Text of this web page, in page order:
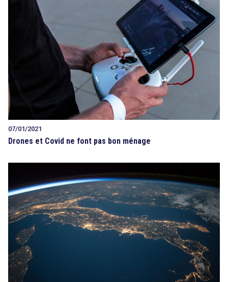
07/01/2021
Drones et Covid ne font pas bon ménage